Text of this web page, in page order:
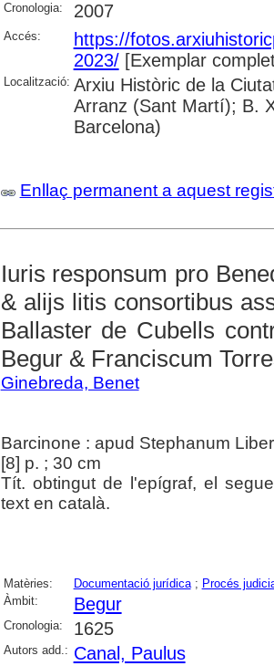
Cronologia: 2007
Accés:
https://
2023/[Exemplar
Localització: Arxiu Històric de la
Arranz (Sant Martí); B.
Barcelona)
Enllaç permanent a aquest
Iuris responsum pro
& alijs litis consortibus
Ballaster de Cubells
Begur & Franciscum
Ginebreda, Benet
Barcinone : apud Stephanum
[8] p. ; 30 cm
Tít. obtingut de l'epígraf, el
text en català.
Matèries: Documentació jurídica; Procés
Àmbit:
Begur
Cronologia: 1625
Autors add.: Canal, Paulus